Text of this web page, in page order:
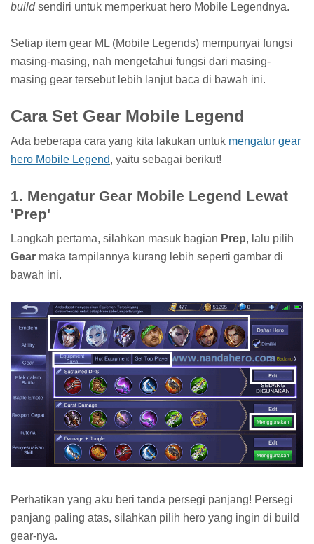
buildsendiri untuk memperkuat hero Mobile Legendnya.
Setiap item gear ML (Mobile Legends) mempunyai fungsi
masing-masing, nah mengetahui fungsi dari masing-
masing gear tersebut lebih lanjut baca di bawah ini.
Cara Set Gear Mobile Legend
Ada beberapa cara yang kita lakukan untuk mengatur gear
hero Mobile Legend, yaitu sebagai berikut!
1. Mengatur Gear Mobile Legend Lewat
'Prep'
Langkah pertama, silahkan masuk bagian Prep, lalu pilih
Gear maka tampilannya kurang lebih seperti gambar di
bawah ini.
Perhatikan yang aku beri tanda persegi panjang! Persegi
panjang paling atas, silahkan pilih hero yang ingin di build
gear-nya.